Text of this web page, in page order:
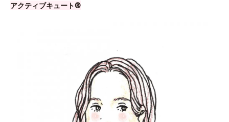
アクティブキュート®